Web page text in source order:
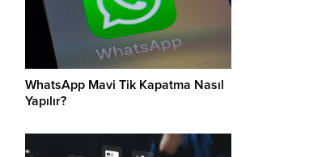
WhatsApp Mavi Tik Kapatma Nasıl
Yapılır?